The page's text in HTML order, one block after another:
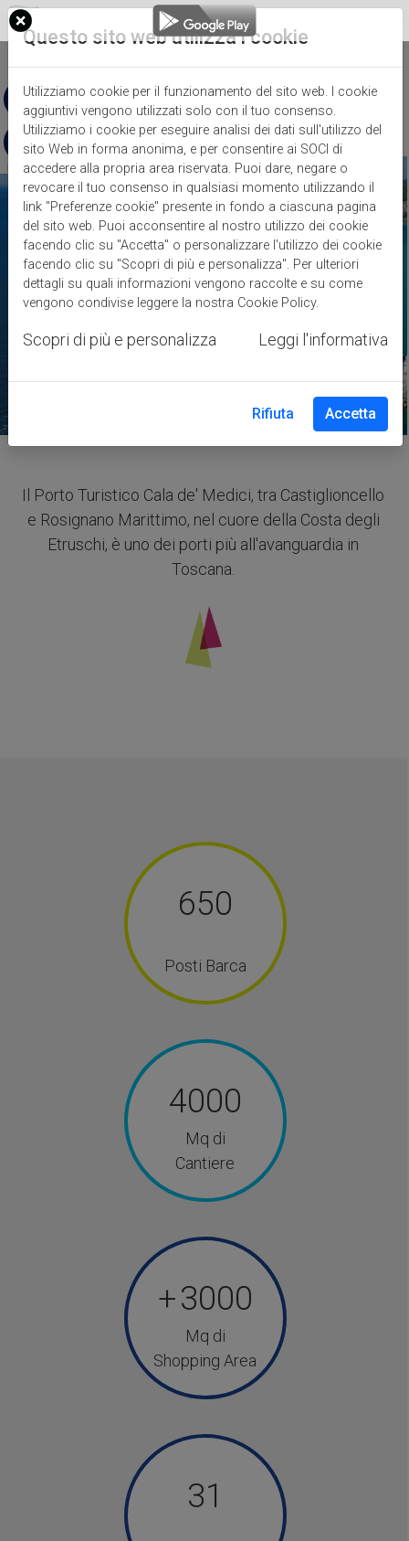
EN
MARINA CALA DE' MEDICI
Castiglioncello ~ Toscana
Il Porto Turistico Cala de' Medici, tra Castiglioncello
e Rosignano Marittimo, nel cuore della Costa degli
Etruschi, è uno dei porti più all'avanguardia in
Toscana.
650
Posti Barca
4000
Mq di
Cantiere
+3000
Mq di
Shopping Area
31
Questo sito web utilizza i cookie
Utilizziamo cookie per il funzionamento del sito web. I cookie
aggiuntivi vengono utilizzati solo con il tuo consenso.
Utilizziamo i cookie per eseguire analisi dei dati sull'utilizzo del
sito Web in forma anonima, e per consentire ai SOCI di
accedere alla propria area riservata. Puoi dare, negare o
revocare il tuo consenso in qualsiasi momento utilizzando il
link "Preferenze cookie" presente in fondo a ciascuna pagina
del sito web. Puoi acconsentire al nostro utilizzo dei cookie
facendo clic su "Accetta" o personalizzare l'utilizzo dei cookie
facendo clic su "Scopri di più e personalizza". Per ulteriori
dettagli su quali informazioni vengono raccolte e su come
vengono condivise leggere la nostra Cookie Policy.
Scopri di più e personalizza Leggi l'informativa
Rifiuta Accetta